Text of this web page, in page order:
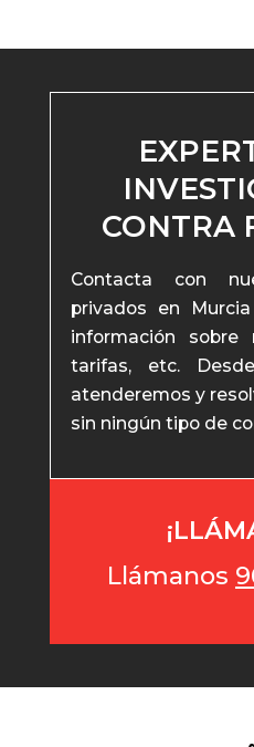
CONTRA
Contacta con
privados en
información sobre
tarifas, etc.
atenderemos y
sin ningún tipo de
Llámanos